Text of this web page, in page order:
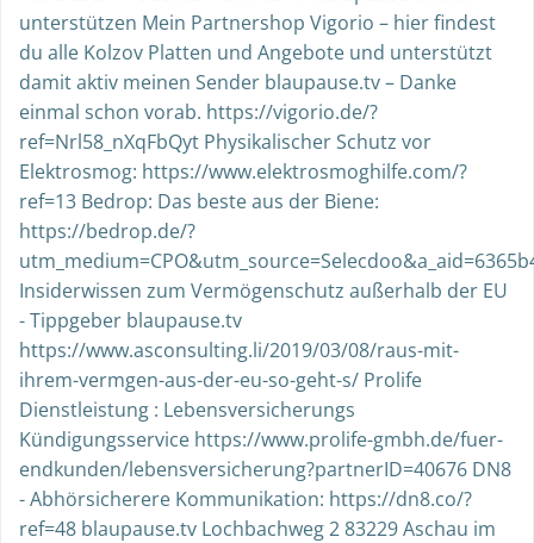
unterstützen Mein Partnershop Vigorio – hier findest
du alle Kolzov Platten und Angebote und unterstützt
damit aktiv meinen Sender blaupause.tv – Danke
einmal schon vorab. https://vigorio.de/?
ref=Nrl58_nXqFbQyt Physikalischer Schutz vor
Elektrosmog: https://www.elektrosmoghilfe.com/?
ref=13 Bedrop: Das beste aus der Biene:
https://bedrop.de/?
Insiderwissen zum Vermögenschutz außerhalb der EU
- Tippgeber blaupause.tv
https://www.asconsulting.li/2019/03/08/raus-mit-
ihrem-vermgen-aus-der-eu-so-geht-s/ Prolife
Dienstleistung : Lebensversicherungs
Kündigungsservice https://www.prolife-gmbh.de/fuer-
endkunden/lebensversicherung?partnerID=40676 DN8
- Abhörsicherere Kommunikation: https://dn8.co/?
ref=48 blaupause.tv Lochbachweg 2 83229 Aschau im